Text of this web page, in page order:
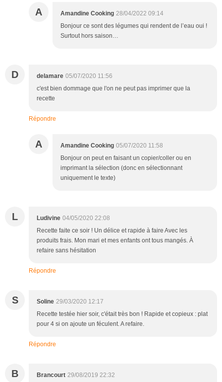
A Amandine Cooking 28/04/2022 09:14
Bonjour ce sont des légumes qui rendent de l’eau oui !
Surtout hors saison…
D delamare 05/07/2020 11:56
c'est bien dommage que l'on ne peut pas imprimer que la
recette
Répondre
A Amandine Cooking 05/07/2020 11:58
Bonjour on peut en faisant un copier/coller ou en
imprimant la sélection (donc en sélectionnant
uniquement le texte)
L Ludivine 04/05/2020 22:08
Recette faite ce soir ! Un délice et rapide à faire Avec les
produits frais. Mon mari et mes enfants ont tous mangés. À
refaire sans hésitation
Répondre
S Soline 29/03/2020 12:17
Recette testée hier soir, c'était très bon ! Rapide et copieux : plat
pour 4 si on ajoute un féculent. A refaire.
Répondre
B Brancourt 29/08/2019 22:32